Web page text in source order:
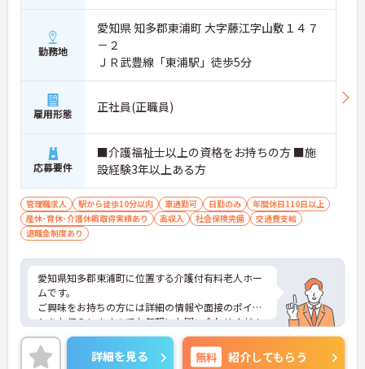
勤務地
愛知県 知多郡東浦町 大字藤江字山敷１４７
－２
ＪＲ武豊線「東浦駅」徒歩5分
雇用形態 正社員(正職員)
応募要件
■介護福祉士以上の資格をお持ちの方 ■施
設経験3年以上ある方
管理職求人 駅から徒歩10分以内 車通勤可 日勤のみ
年間休日110日以上
産休･育休･介護休暇取得実績あり
高収入 社会保険完備
交通費支給
退職金制度あり
愛知県知多郡東浦町に位置する介護付有料老人ホー
ムです。
ご興味をお持ちの方には詳細の情報や面接のポイン
トをお伝えしますのでお気軽にお問い合わせくださ
いませ。
詳細を見る 無料 紹介してもらう